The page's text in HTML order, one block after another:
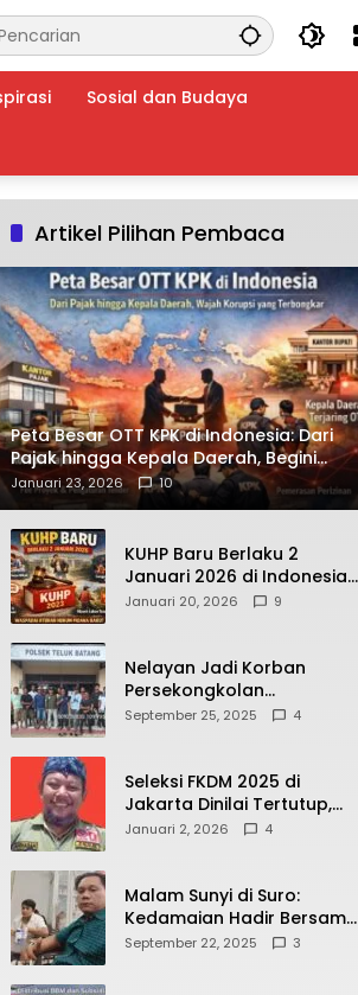
Sosial dan Budaya
Artikel Pilihan Pembaca
Peta Besar OTT KPK di Indonesia: Dari
Pajak hingga Kepala Daerah, Begini
Wajah Korupsi yang Terbongkar
Januari 23, 2026 10
KUHP Baru Berlaku 2
Januari 2026 di Indonesia,
Apa Dampaknya bagi
Dipahami Publik
Januari 20, 2026 9
Nelayan Jadi Korban
Persekongkolan
Penyelewengan BBM
September 25, 2025 4
Seleksi FKDM 2025 di
Jakarta Dinilai Tertutup,
Transparansi
Januari 2, 2026 4
Malam Sunyi di Suro:
Kedamaian Hadir Bersama
Secangkir Kopi Hangat
September 22, 2025 3